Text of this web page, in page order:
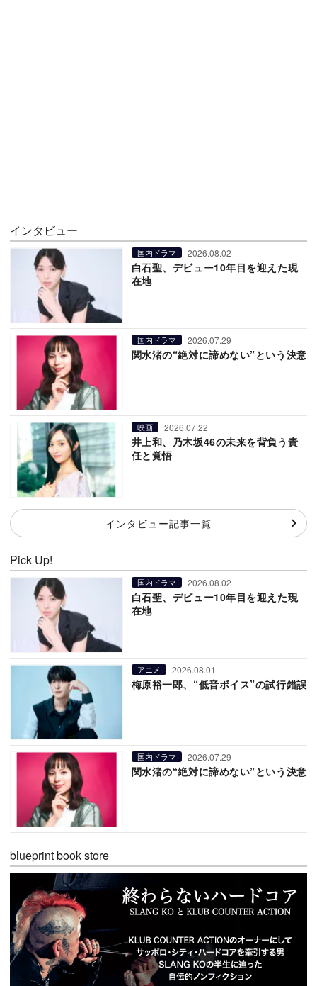
インタビュー
国内ドラマ 2026.08.02
白石聖、デビュー10年目を迎えた現
在地
国内ドラマ 2026.07.29
関水渚の“絶対に諦めない”という決意
映画 2026.07.22
井上和、乃木坂46の未来を背負う責
任と覚悟
インタビュー記事一覧
Pick Up!
国内ドラマ 2026.08.02
白石聖、デビュー10年目を迎えた現
在地
アニメ 2026.08.01
梅原裕一郎、“低音ボイス”の試行錯誤
国内ドラマ 2026.07.29
関水渚の“絶対に諦めない”という決意
blueprint book store